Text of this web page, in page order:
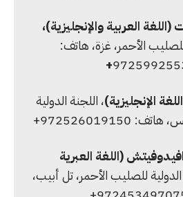
العربية والإنجليزية)،
الأحمر، غزة، هاتف:
+
الإنجليزية)، اللجنة الدولية
(اللغة العبرية
الدولية للصليب الأحمر، تل أبيب،